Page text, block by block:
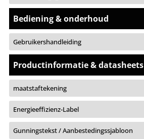
Bediening & onderhoud
Gebruikershandleiding
Productinformatie & datasheets
maatstaftekening
Energieeffizienz-Label
Gunningstekst / Aanbestedingssjabloon